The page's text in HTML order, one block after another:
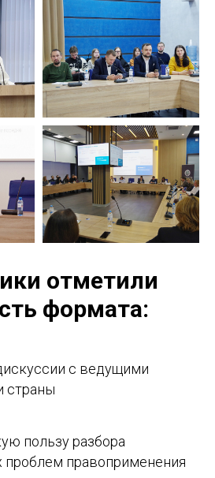
отметили
формата:
с ведущими
страны
пользу разбора
проблем правоприменения